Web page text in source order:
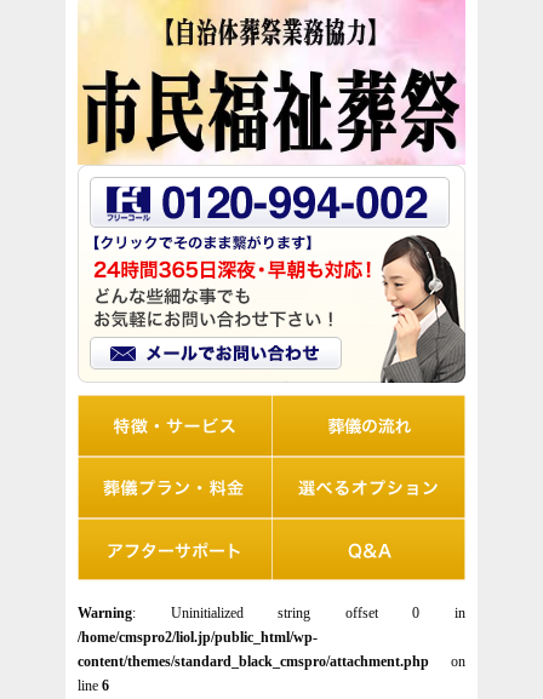
Warning: Uninitialized string offset 0 in
/home/cmspro2/liol.jp/public_html/wp-
content/themes/standard_black_cmspro/attachment.php on
line 6